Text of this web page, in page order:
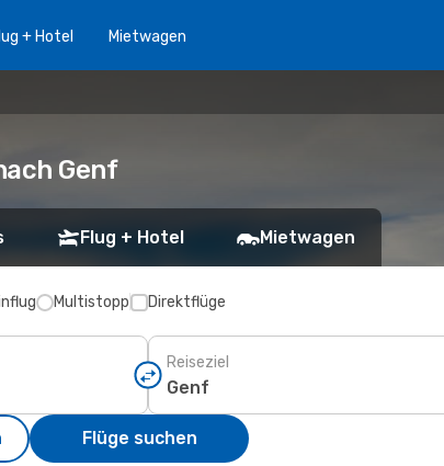
+ Hotel Mietwagen
Genf
Flug + Hotel Mietwagen
Multistopp Direktflüge
Reiseziel
Flüge suchen